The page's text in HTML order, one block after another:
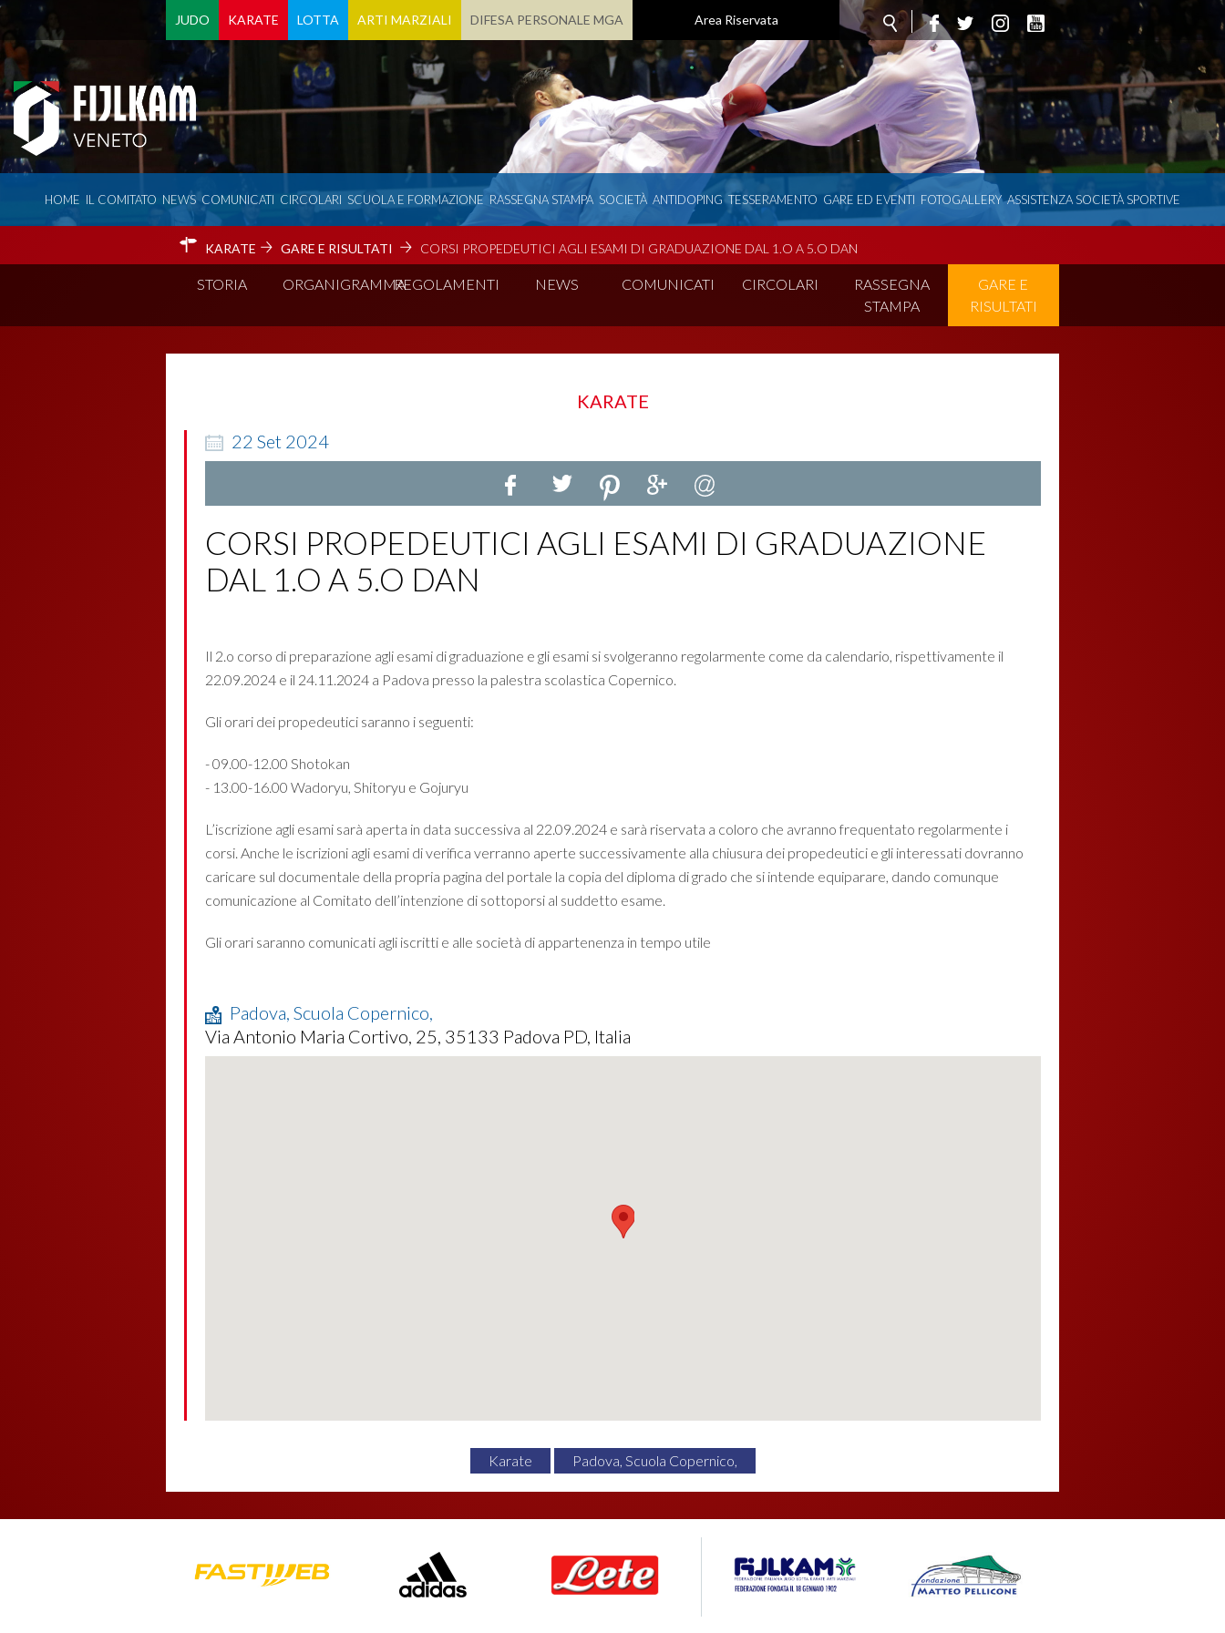
JUDO KARATE LOTTA ARTI MARZIALI DIFESA PERSONALE MGA Area Riservata
HOME IL COMITATO NEWS COMUNICATI CIRCOLARI SCUOLA E FORMAZIONE RASSEGNA STAMPA SOCIETÀ ANTIDOPING TESSERAMENTO GARE ED EVENTI FOTOGALLERY ASSISTENZA SOCIETÀ SPORTIVE
KARATE GARE E RISULTATI CORSI PROPEDEUTICI AGLI ESAMI DI GRADUAZIONE DAL 1.O A 5.O DAN
STORIA ORGANIGRAMMAREGOLAMENTI NEWS COMUNICATI CIRCOLARI
RASSEGNA
STAMPA
GARE E
RISULTATI
KARATE
22 Set 2024
CORSI PROPEDEUTICI AGLI ESAMI DI GRADUAZIONE
DAL 1.O A 5.O DAN
Il 2.o corso di preparazione agli esami di graduazione e gli esami si svolgeranno regolarmente come da calendario, rispettivamente il
22.09.2024 e il 24.11.2024 a Padova presso la palestra scolastica Copernico.
Gli orari dei propedeutici saranno i seguenti:
- 09.00-12.00 Shotokan
- 13.00-16.00 Wadoryu, Shitoryu e Gojuryu
L’iscrizione agli esami sarà aperta in data successiva al 22.09.2024 e sarà riservata a coloro che avranno frequentato regolarmente i
corsi. Anche le iscrizioni agli esami di verifica verranno aperte successivamente alla chiusura dei propedeutici e gli interessati dovranno
caricare sul documentale della propria pagina del portale la copia del diploma di grado che si intende equiparare, dando comunque
comunicazione al Comitato dell’intenzione di sottoporsi al suddetto esame.
Gli orari saranno comunicati agli iscritti e alle società di appartenenza in tempo utile
Padova, Scuola Copernico,
Via Antonio Maria Cortivo, 25, 35133 Padova PD, Italia
Karate Padova, Scuola Copernico,